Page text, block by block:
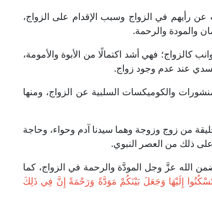
رأيهم في الزواج وسبب الإقدام على الزواج،
والمودة والرحمة.
كالزواج؛ فهي أشد اكتمالًا من الأبوة والأمومة،
عند عدم وجود زواج.
والكوميكسات السلبية عن الزواج، ومنها
من زوج وزوجة وهما سيدنا آدم وحواء، وحاجة
على ذلك من العصر النبوي.
الله عزَّ وجل المودَّة والرحمة في الزواج، كما
إِلَيْهَا وَجَعَلَ بَيْنَكُمْ مَوَدَّةً وَرَحْمَةً إِنَّ فِي ذَلِكَ